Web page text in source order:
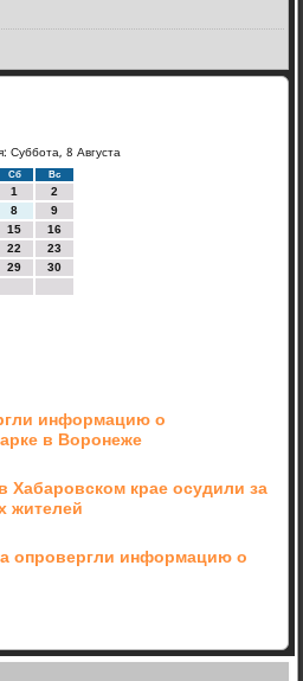
Суббота, 8 Августа
Сб Вс
1
2
8
9
15
16
22
23
29
30
информацию о
в Воронеже
Хабаровском крае осудили за
жителей
опровергли информацию о